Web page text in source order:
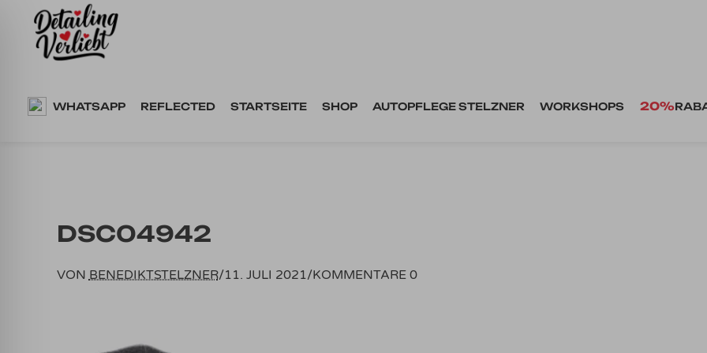
Springe
WHATSAPP REFLECTED STARTSEITE SHOP AUTOPFLEGE STELZNER WORKSHOPS 20%
DSC04942
VON BENEDIKTSTELZNER/11. JULI 2021/KOMMENTARE 0